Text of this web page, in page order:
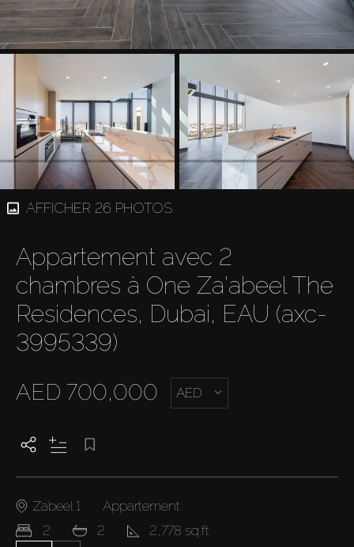
AFFICHER 26 PHOTOS
Appartement avec 2
chambres à One Za'abeel The
Residences, Dubai, EAU (axc-
3995339)
AED 700,000 AED
Zabeel 1
Appartement
2
2
2,778 sq.ft